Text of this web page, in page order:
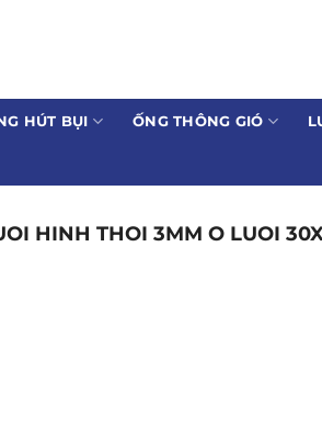
HÚT BỤI ỐNG THÔNG GIÓ
HINH THOI 3MM O LUOI